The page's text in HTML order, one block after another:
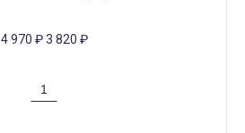
4 970 ₽ 3 820 ₽